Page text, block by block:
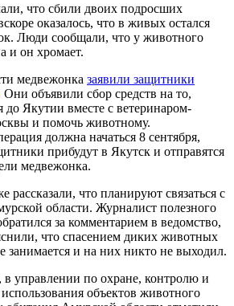
что сбили двоих подросших
оказалось, что в живых остался
Люди сообщали, что у животного
и он хромает.
медвежонка заявили защитники
Они объявили сбор средств на то,
до Якутии вместе с ветеринаром-
и помочь животному.
должна начаться 8 сентября,
прибудут в Якутск и отправятся
медвежонка.
рассказали, что планируют связаться с
области. Журналист полезного
за комментарием в ведомство,
что спасением диких животных
занимается и на них никто не выходил.
в управлении по охране, контролю и
объектов животного